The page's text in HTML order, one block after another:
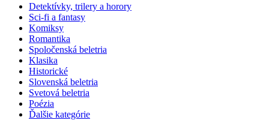
Detektívky, trilery a horory
Sci-fi a fantasy
Komiksy
Romantika
Spoločenská beletria
Klasika
Historické
Slovenská beletria
Svetová beletria
Poézia
Ďalšie kategórie